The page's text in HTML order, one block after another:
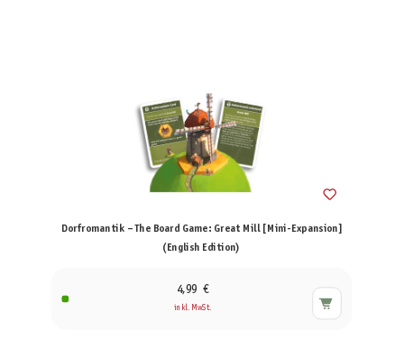
Dorfromantik – The Board Game: Great Mill [Mini-Expansion]
(English Edition)
4,99 €
inkl. MwSt.